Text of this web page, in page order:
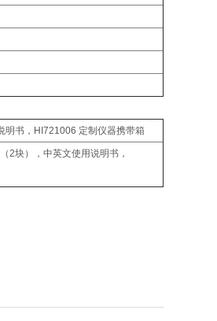
明书，HI721006 定制仪器携带箱
2块），中英文使用说明书，